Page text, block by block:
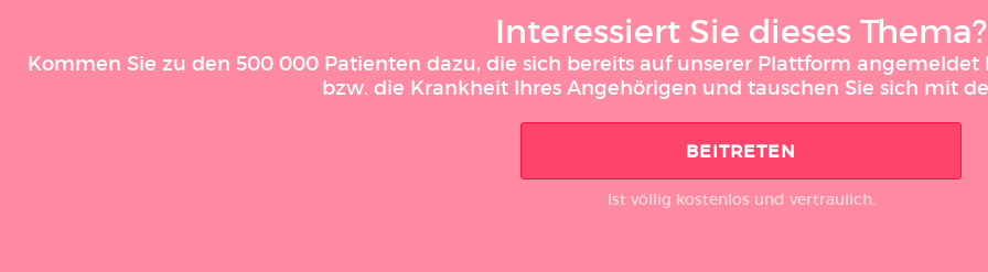
Interessiert Sie dieses Thema?
Kommen Sie zu den 500 000 Patienten dazu, die sich bereits auf unserer Plattform
bzw. die Krankheit Ihres Angehörigen und tauschen Sie sich mit
BEITRETEN
Ist völlig kostenlos und vertraulich.